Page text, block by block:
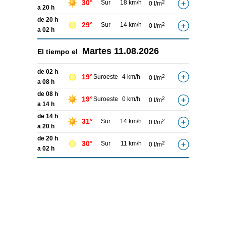
a 20 h
30° Sur 18 km/h 0 l/m2
de 20 h
a 02 h
29° Sur 14 km/h 0 l/m2
El tiempo el Martes 11.08.2026
de 02 h
a 08 h
19°Suroeste 4 km/h 0 l/m2
de 08 h
a 14 h
19°Suroeste 0 km/h 0 l/m2
de 14 h
a 20 h
31° Sur 14 km/h 0 l/m2
de 20 h
a 02 h
30° Sur 11 km/h 0 l/m2